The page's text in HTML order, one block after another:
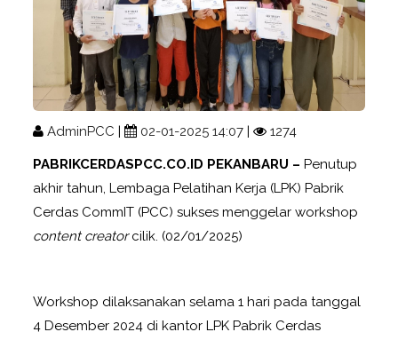
AdminPCC | 02-01-2025 14:07 | 1274
PABRIKCERDASPCC.CO.ID PEKANBARU –Penutup
akhir tahun, Lembaga Pelatihan Kerja (LPK) Pabrik
Cerdas CommIT (PCC) sukses menggelar workshop
content creatorcilik. (02/01/2025)
Workshop dilaksanakan selama 1 hari pada tanggal
4 Desember 2024 di kantor LPK Pabrik Cerdas